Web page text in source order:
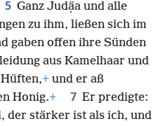
5 Ganz Judạ̈a und alle
zu ihm, ließen sich im
gaben offen ihre Sünden
aus Kamelhaar und
+ und er aß
Honig.+ 7 Er predigte:
der stärker ist als ich, und